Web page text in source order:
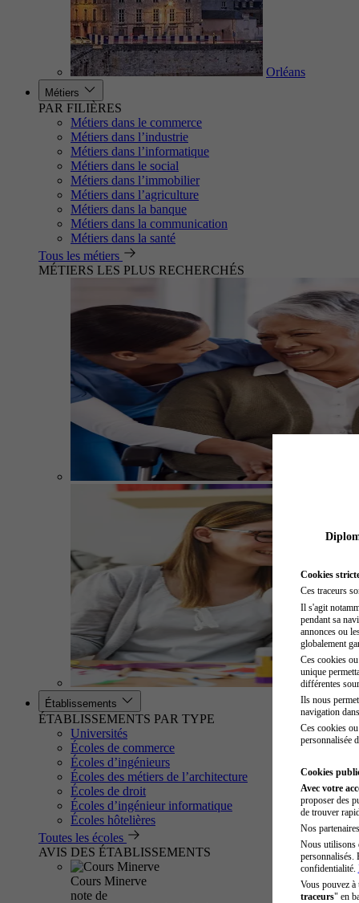
Orléans
Métiers
PAR FILIÈRES
Métiers dans le commerce
Métiers dans l’industrie
Métiers dans l’informatique
Métiers dans le social
Métiers dans l’immobilier
Métiers dans l’agriculture
Métiers dans la banque
Métiers dans la communication
Métiers dans la santé
Tous les métiers
MÉTIERS LES PLUS RECHERCHÉS
Établissements
ÉTABLISSEMENTS PAR TYPE
Universités
Écoles de commerce
Écoles d’ingénieurs
Écoles des métiers de l’architecture
Écoles de droit
Écoles d’ingénieur informatique
Écoles hôtelières
Toutes les écoles
AVIS DES ÉTABLISSEMENTS
Cours Minerve
note de
Cookies
Ces traceurs
Il s'agit
pendant sa
annonces ou
globalement
Ces cookies
unique
différentes
Ils nous
navigation
Ces cookies
personnalisée
Cookies
Avec votre
proposer des
de trouver
Nos
Nous utilisons
personnalisés.
confidentialité.
Vous pouvez
traceurs" en